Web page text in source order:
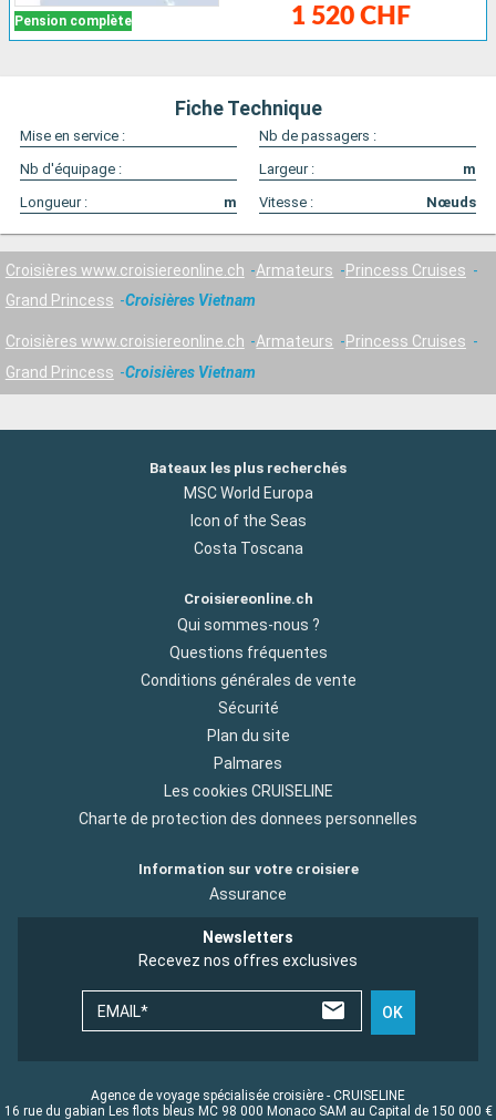
Pension complète 1 520 CHF
Fiche Technique
Mise en service :
Nb de passagers :
Nb d'équipage :
Largeur :
m
Longueur :
m Vitesse : Nœuds
Croisières www.croisiereonline.ch Armateurs
Princess Cruises
Grand Princess
Croisières Vietnam
Croisières www.croisiereonline.ch Armateurs
Princess Cruises
Grand Princess
Croisières Vietnam
Bateaux les plus recherchés
MSC World Europa
Icon of the Seas
Costa Toscana
Croisiereonline.ch
Qui sommes-nous ?
Questions fréquentes
Conditions générales de vente
Sécurité
Plan du site
Palmares
Les cookies CRUISELINE
Charte de protection des donnees personnelles
Information sur votre croisiere
Assurance
Newsletters
Recevez nos offres exclusives
EMAIL* OK
Agence de voyage spécialisée croisière - CRUISELINE
16 rue du gabian Les flots bleus MC 98 000 Monaco SAM au Capital de 150 000 €